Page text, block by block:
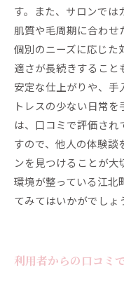
す。また、サロンでは
肌質や毛周期に合わせ
個別のニーズに応じた
適さが長続きすること
安定な仕上がりや、手
トレスの少ない日常
は、口コミで評価さ
すので、他人の体験談
ンを見つけることが大
環境が整っている江北
てみてはいかがでしょ
利用者からの口コミ